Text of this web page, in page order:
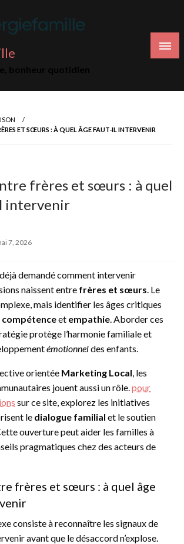
ET SŒURS : À QUEL ÂGE FAUT-IL INTERVENIR
frères et sœurs : à quel
intervenir
7, 2026
demandé comment intervenir
naissent entre frères et sœurs . Le
mais identifier les âges critiques
compétenceet empathie . Aborder ces
protège l’harmonie familiale et
émotionneldes enfants.
orientée Marketing Local , les
jouent aussi un rôle. pour
sur ce site, explorez les initiatives
le dialogue familial et le soutien
ouverture peut aider les familles à
pragmatiques chez des acteurs de
frères et sœurs : à quel âge
consiste à reconnaître les signaux de
avant que le désaccord n’explose.